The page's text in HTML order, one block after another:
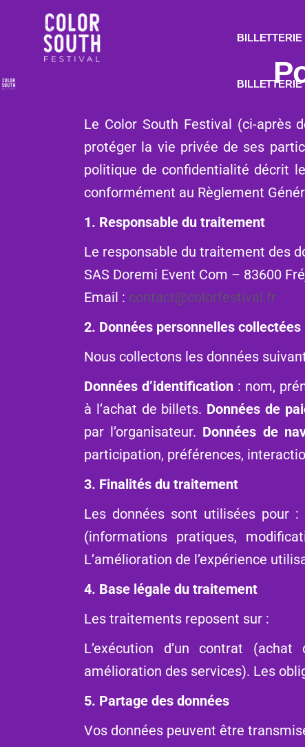
BILLETTERIE
BILLETTERIE
Le Color South Festival (ci-après
protéger la vie privée de ses
politique de confidentialité décrit
conformément au Règlement
1. Responsable du traitement
Le responsable du traitement des
SAS Doremi Event Com – 83600
Email : contact@colorfestival.fr
2. Données personnelles collectées
Nous collectons les données
Données d’identification: nom,
à l’achat de billets. Données de
par l’organisateur. Données de
participation, préférences,
3. Finalités du traitement
Les données sont utilisées pour
(informations pratiques,
L’amélioration de l’expérience
4. Base légale du traitement
Les traitements reposent sur :
L’exécution d’un contrat
amélioration des services). Les
5. Partage des données
Vos données peuvent être